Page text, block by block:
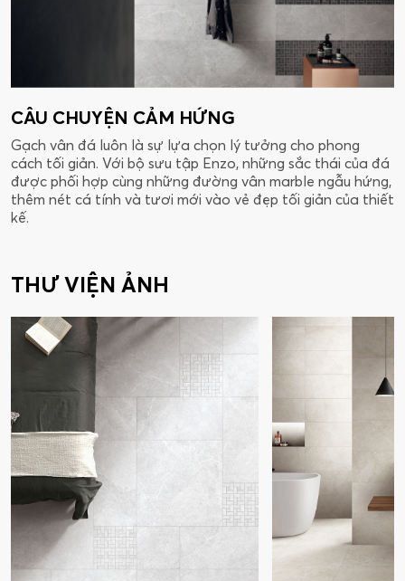
CÂU CHUYỆN CẢM HỨNG
Gạch vân đá luôn là sự lựa chọn lý tưởng cho phong
cách tối giản. Với bộ sưu tập Enzo, những sắc thái của đá
được phối hợp cùng những đường vân marble ngẫu hứng,
thêm nét cá tính và tươi mới vào vẻ đẹp tối giản của thiết
kế.
THƯ VIỆN ẢNH